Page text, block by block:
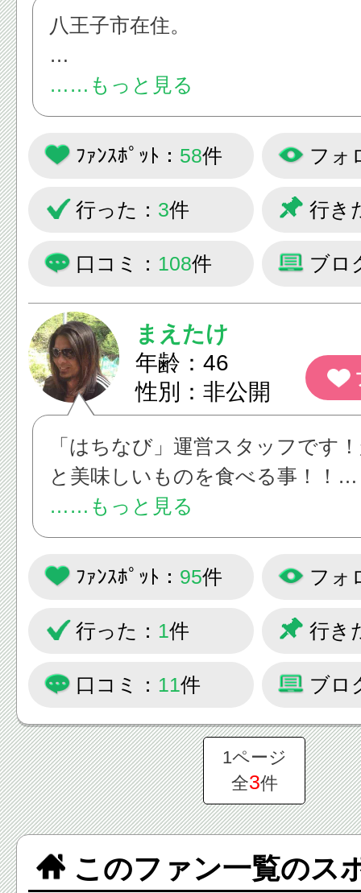
八王子市在住。
食べるのが大好き！！
八王子市内のグルメのオススメ
紹介したいです。
主に八王子駅、西八王子駅周辺に
八王子市内のラーメン屋を制覇
……もっと見る
ﾌｧﾝｽﾎﾟｯﾄ： 58件 フォ
行った： 3件 行き
口コミ： 108件 ブロ
まえたけ
年齢：46
性別：非公開
「はちなび」運営スタッフです
と美味しいものを食べる事！！
「はちなび」は八王子市民皆様
と、作られているサイトです。
もっともっと八王子を皆さんに
きたい！
グルメ情報を発信していきます。
皆様の情報もお待ちしています
……もっと見る
ﾌｧﾝｽﾎﾟｯﾄ： 95件 フォ
行った： 1件 行き
口コミ： 11件 ブロ
1ページ
全3件
このファン一覧のス